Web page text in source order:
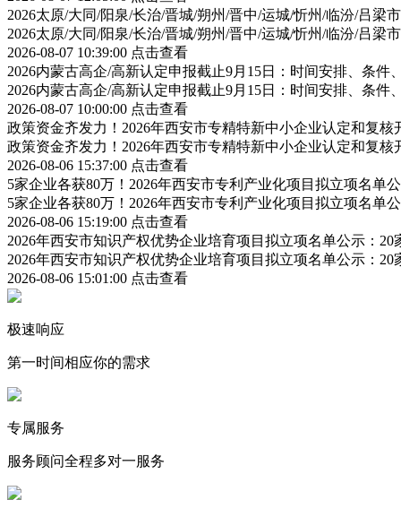
2026太原/大同/阳泉/长治/晋城/朔州/晋中/运城/忻州/临汾/吕梁
2026太原/大同/阳泉/长治/晋城/朔州/晋中/运城/忻州/临汾/吕梁
2026-08-07 10:39:00 点击查看
2026内蒙古高企/高新认定申报截止9月15日：时间安排、条件
2026内蒙古高企/高新认定申报截止9月15日：时间安排、条件
2026-08-07 10:00:00 点击查看
政策资金齐发力！2026年西安市专精特新中小企业认定和复
政策资金齐发力！2026年西安市专精特新中小企业认定和复
2026-08-06 15:37:00 点击查看
5家企业各获80万！2026年西安市专利产业化项目拟立项名单
5家企业各获80万！2026年西安市专利产业化项目拟立项名单
2026-08-06 15:19:00 点击查看
2026年西安市知识产权优势企业培育项目拟立项名单公示：
2026年西安市知识产权优势企业培育项目拟立项名单公示：
2026-08-06 15:01:00 点击查看
极速响应
第一时间相应你的需求
专属服务
服务顾问全程多对一服务